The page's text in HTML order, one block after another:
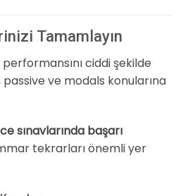
Tamamlayın
ciddi şekilde
ve modals konularına
sınavlarında başarı
tekrarları önemli yer